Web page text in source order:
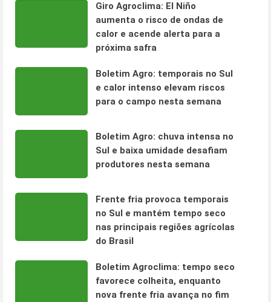
Giro Agroclima: El Niño
aumenta o risco de ondas de
calor e acende alerta para a
próxima safra
Boletim Agro: temporais no Sul
e calor intenso elevam riscos
para o campo nesta semana
Boletim Agro: chuva intensa no
Sul e baixa umidade desafiam
produtores nesta semana
Frente fria provoca temporais
no Sul e mantém tempo seco
nas principais regiões agrícolas
do Brasil
Boletim Agroclima: tempo seco
favorece colheita, enquanto
nova frente fria avança no fim